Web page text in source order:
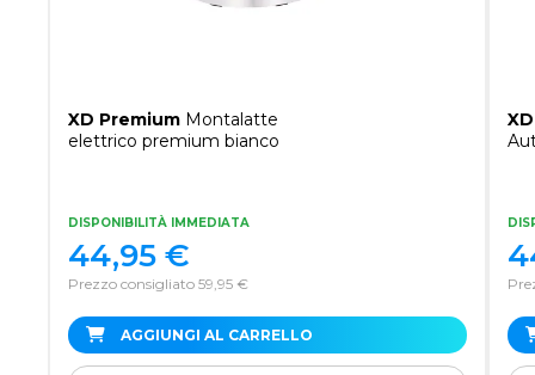
XD Premium Montalatte
elettrico premium bianco
DISPONIBILITÀ IMMEDIATA
Prezzo consigliato 59,95 €
44,95 €
AGGIUNGI AL CARRELLO